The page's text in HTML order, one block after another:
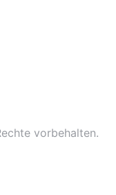
vorbehalten.